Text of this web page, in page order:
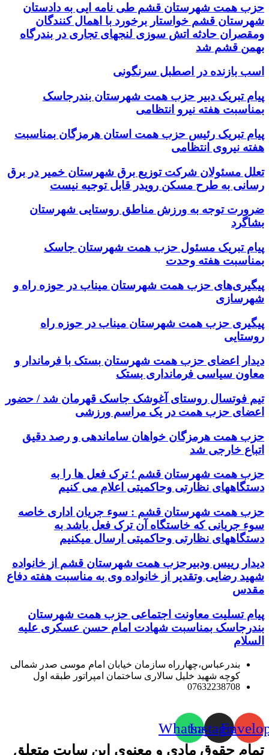
حزب همت شهرستان قشم طی نامه ایی به دادستان
شهرستان قشم خواستار برخورد با اهمال کنندگان
ومقصران حادثه اتش سوزی لنجهای تجاری در بندرگاه
بهمن قشم شد
اسب بازنده در اصطبل سرنگونی
پیام تبریک دبیر حزب همت شهرستان بندرجاسک
بمناسبت هفته نیرو انتظامی
پیام تبریک رئیس حزب همت استان هرمزگان بمناسبت
هفته نیروی انتظامی
تعلل مسئولان شرکت توزیع برق شهرستان خمیر در برق
رسانی به طرح مسکن رویدر قابل توجیه نیست
ضرورت توجه به ورزش مناطق روستایی شهرستان
بشاگرد
پیام تبریک مسئول حزب همت شهرستان جاسک
بمناسبت هفته وحدت
پیگیری‌های حزب همت شهرستان میناب در حوزه راه و
شهرسازی
پیگیری حزب همت شهرستان میناب در حوزه راه
روستایی
دیدار اعضای حزب همت شهرستان بستک با فرماندار و
معاون سیاسی فرمانداری بستک
تیم فوتسال روستای آغوشک جاسک قهرمان شد / حضور
اعضای حزب همت در یک مراسم ورزشی
حزب همت هرمزگان خواهان ساماندهی و رصد دقیق
اتباع خارجی شد
حزب همت شهرستان قشم ؛ ترک فعل ها را به
دستگاههای نظارتی وحاکمیتی اعلام می کنیم
حزب همت شهرستان قشم : سوء جریان اداری خاصه
سوء جریانی که خاستگاه آن ترک فعل باشد به
دستگاههای نظارتی وحاکمیتی ارسال میکنیم
دیدار رییس ودبیرحزب همت شهرستان قشم از خانواده
شهید رضایی وتقدیر از خانواده وی به مناسبت هفته دفاع
مقدس
پیام تسلیت معاونت اجتماعی حزب همت شهرستان
بندرجاسک بمناسبت شهادت امام حسن عسکری علیه
السلام
بندرعباس،چهارراه سازمان خیابان امام موسی صدر شمالی
کوچه شهید خلیل سالاری ساختمان امپراتور طبقه اول
07632238708
Instagram
Whatsapp
تمام حقوق مادی و معنوی این سایت متعلق